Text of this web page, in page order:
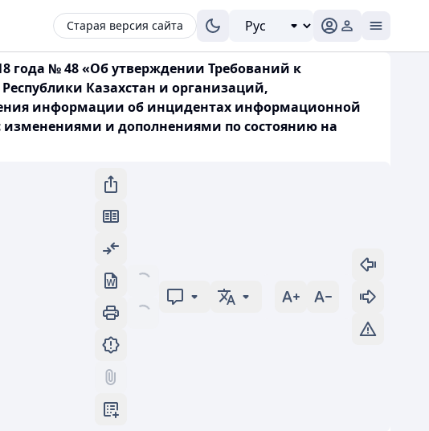
Старая версия сайта
года № 48 «Об утверждении Требований к
Казахстан и организаций,
информации об инцидентах информационной
изменениями и дополнениями по состоянию на